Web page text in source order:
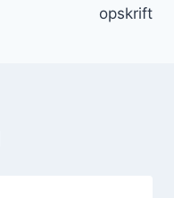
opskrift